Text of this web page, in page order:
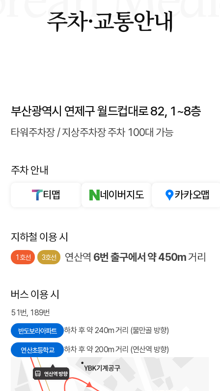
주차·교통안내
부산광역시 연제구 월드컵대로 82, 1~8층
타워주차장 / 지상주차장 주차 100대 가능
주차 안내
티맵
네이버지도 카카오맵
지하철 이용 시
1호선 3호선 연산역 6번 출구에서 약 450m 거리
버스 이용 시
51번, 189번
반도보라아파트 하차 후 약 240m 거리 (물만골 방향)
연산초등학교 하차 후 약 200m 거리 (연산역 방향)